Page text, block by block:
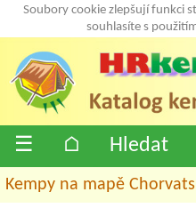
Soubory cookie zlepšují funkci
souhlasíte s
☰ ⌂ Hledat
Kempy na mapě